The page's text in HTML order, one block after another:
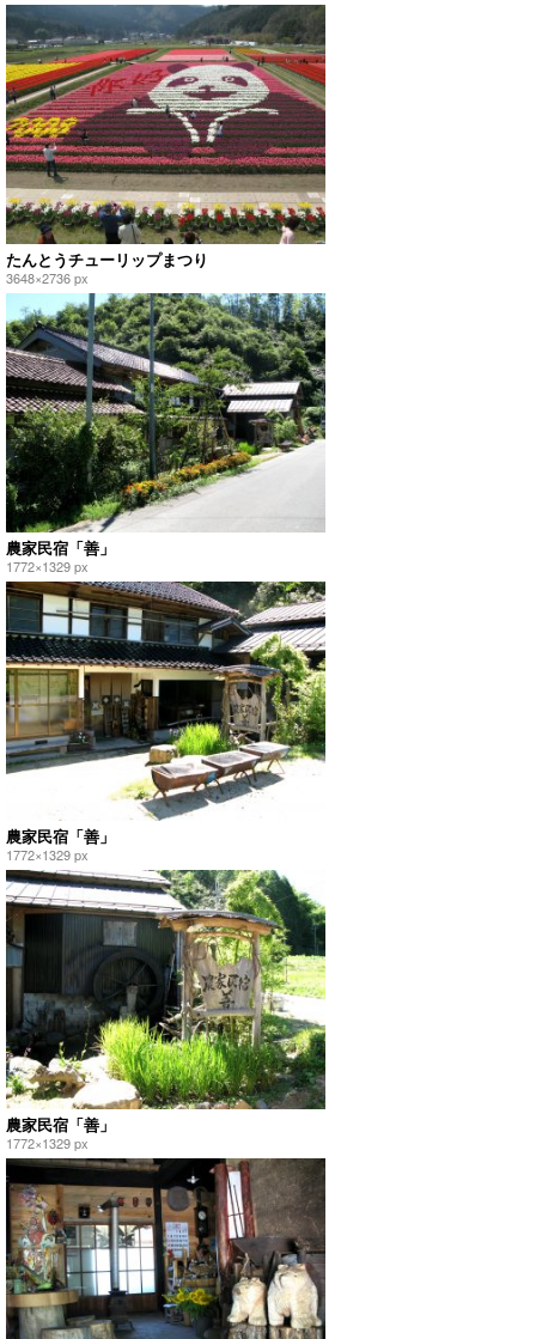
たんとうチューリップまつり
3648×2736 px
農家民宿「善」
1772×1329 px
農家民宿「善」
1772×1329 px
農家民宿「善」
1772×1329 px